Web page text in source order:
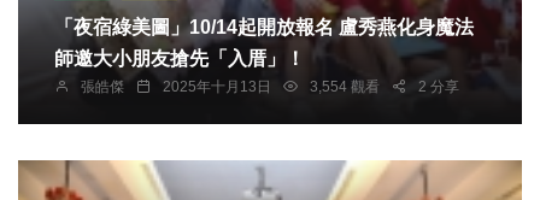
「夜宿綠美圖」10/14起開放報名 盧秀燕化身魔法
師邀大小朋友搶先「入厝」！
張皓傑 2025年十月13日 3,554 觀看 2 分享